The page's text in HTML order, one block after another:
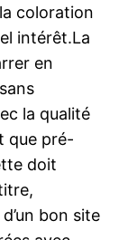
coloration
intérêt.La
en
la qualité
que pré-
doit
bon site